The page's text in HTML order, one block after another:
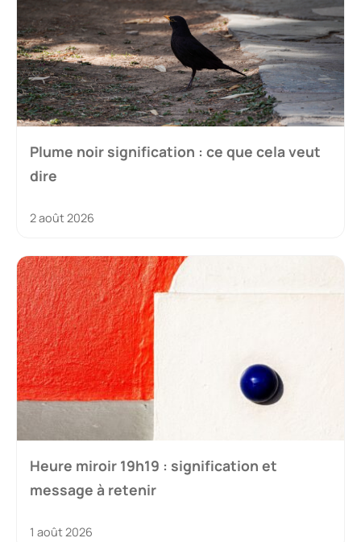
Plume noir signification : ce que cela veut
dire
2 août 2026
Heure miroir 19h19 : signification et
message à retenir
1 août 2026